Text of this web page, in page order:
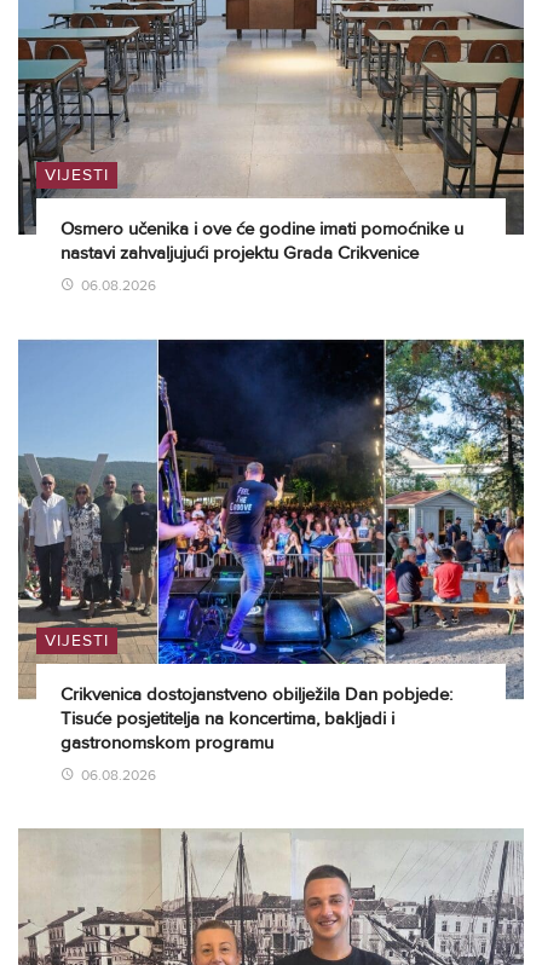
VIJESTI
Osmero učenika i ove će godine imati pomoćnike u
nastavi zahvaljujući projektu Grada Crikvenice
06.08.2026
VIJESTI
Crikvenica dostojanstveno obilježila Dan pobjede:
Tisuće posjetitelja na koncertima, bakljadi i
gastronomskom programu
06.08.2026